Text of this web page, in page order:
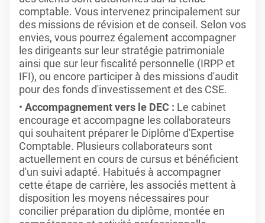
comptable. Vous intervenez principalement sur
des missions de révision et de conseil. Selon vos
envies, vous pourrez également accompagner
les dirigeants sur leur stratégie patrimoniale
ainsi que sur leur fiscalité personnelle (IRPP et
IFI), ou encore participer à des missions d'audit
pour des fonds d'investissement et des CSE.
Accompagnement vers le DEC : Le cabinet
encourage et accompagne les collaborateurs
qui souhaitent préparer le Diplôme d'Expertise
Comptable. Plusieurs collaborateurs sont
actuellement en cours de cursus et bénéficient
d'un suivi adapté. Habitués à accompagner
cette étape de carrière, les associés mettent à
disposition les moyens nécessaires pour
concilier préparation du diplôme, montée en